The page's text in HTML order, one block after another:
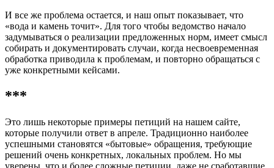
И все же проблема остается, и наш опыт показывает, что
«вода и камень точит». Для того чтобы ведомство начало
задумываться о реализации предложенных норм, имеет смысл
собирать и документировать случаи, когда несвоевременная
обработка приводила к проблемам, и повторно обращаться с
уже конкретными кейсами.
***
Это лишь некоторые примеры петиций на нашем сайте,
которые получили ответ в апреле. Традиционно наиболее
успешными становятся «бытовые» обращения, требующие
решений очень конкретных, локальных проблем. Но мы
уверены, что и более сложные петиции, даже не сработавшие